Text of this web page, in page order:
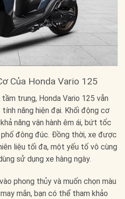
Của Honda Vario 125
trung, Honda Vario 125 vẫn
năng hiện đại. Khối động cơ
năng vận hành êm ái, bứt tốc
đông đúc. Đồng thời, xe được
liệu tối đa, một yếu tố vô cùng
sử dụng xe hàng ngày.
phong thủy và muốn chọn màu
mắn, bạn có thể tham khảo